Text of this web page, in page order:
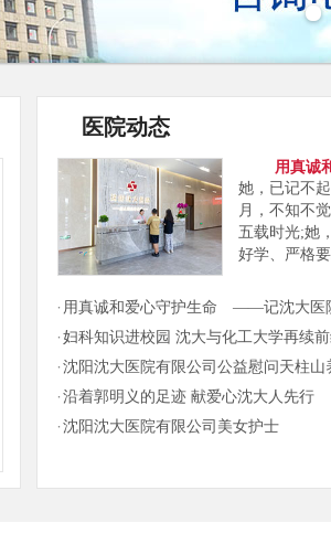
医院动态
用真诚
她，已记不
月，不知不
五载时光;她
好学、严格
用真诚和爱心守护生命 ——记沈大医
妇科知识进校园 沈大与化工大学再续
沈阳沈大医院有限公司公益慰问天柱山
沿着郭明义的足迹 献爱心沈大人先行
沈阳沈大医院有限公司美女护士